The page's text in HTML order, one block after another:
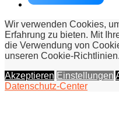
Wir verwenden Cookies,
Erfahrung zu bieten. Mit
die Verwendung von
unseren Cookie-Richtlinien.
Akzeptieren Einstellungen
Datenschutz-Center